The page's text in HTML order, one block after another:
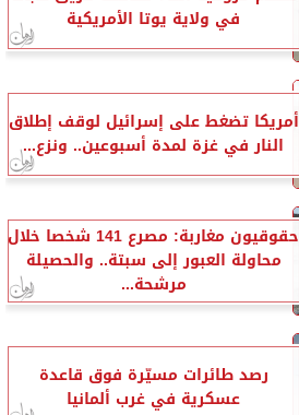
في ولاية يوتا الأمريكية
أمريكا تضغط على إسرائيل لوقف إطلاق
النار في غزة لمدة أسبوعين.. ونزع...
حقوقيون مغاربة: مصرع 141 شخصا خلال
محاولة العبور إلى سبتة.. والحصيلة
مرشحة...
رصد طائرات مسيّرة فوق قاعدة
عسكرية في غرب ألمانيا